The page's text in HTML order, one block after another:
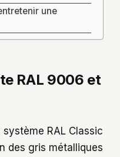
une
RAL 9006 et
RAL Classic
des gris métalliques